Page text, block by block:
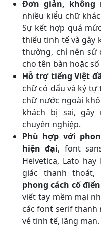
Đơn giản, không
nhiều kiểu chữ
Sự kết hợp quá
thiếu tinh tế và gây
thường, chỉ nên sử
cho tên bàn hoặc
Hỗ trợ tiếng Việt
chữ có dấu và ký
chữ nước ngoài
khách bị sai, gây
chuyên nghiệp.
Phù hợp với
hiện đại, font
Helvetica, Lato
giác thanh
phong cách cổ
viết tay mềm mại
các font serif thanh
vẻ tinh tế, lãng mạn.